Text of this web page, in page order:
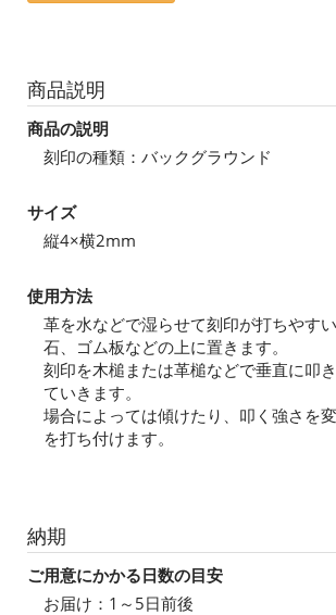
商品説明
商品の説明
刻印の種類：バックグラウンド
サイズ
縦4×横2mm
使用方法
革を水などで湿らせて刻印が打ちやす
石、ゴム板などの上に置きます。
刻印を木槌または革槌などで垂直に叩
ていきます。
場合によっては傾けたり、叩く強さを
を打ち付けます。
納期
ご用意にかかる日数の目安
お届け：1～5日前後